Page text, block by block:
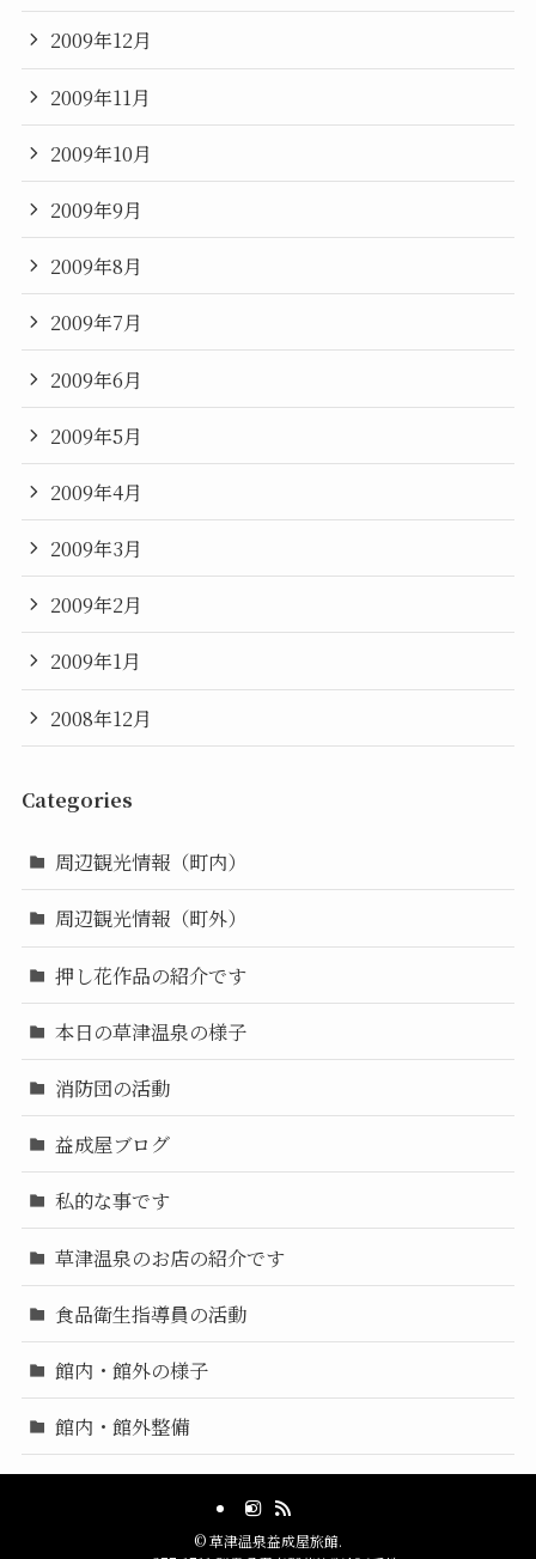
2009年12月
2009年11月
2009年10月
2009年9月
2009年8月
2009年7月
2009年6月
2009年5月
2009年4月
2009年3月
2009年2月
2009年1月
2008年12月
Categories
周辺観光情報（町内）
周辺観光情報（町外）
押し花作品の紹介です
本日の草津温泉の様子
消防団の活動
益成屋ブログ
私的な事です
草津温泉のお店の紹介です
食品衛生指導員の活動
館内・館外の様子
館内・館外整備
©草津温泉益成屋旅館.